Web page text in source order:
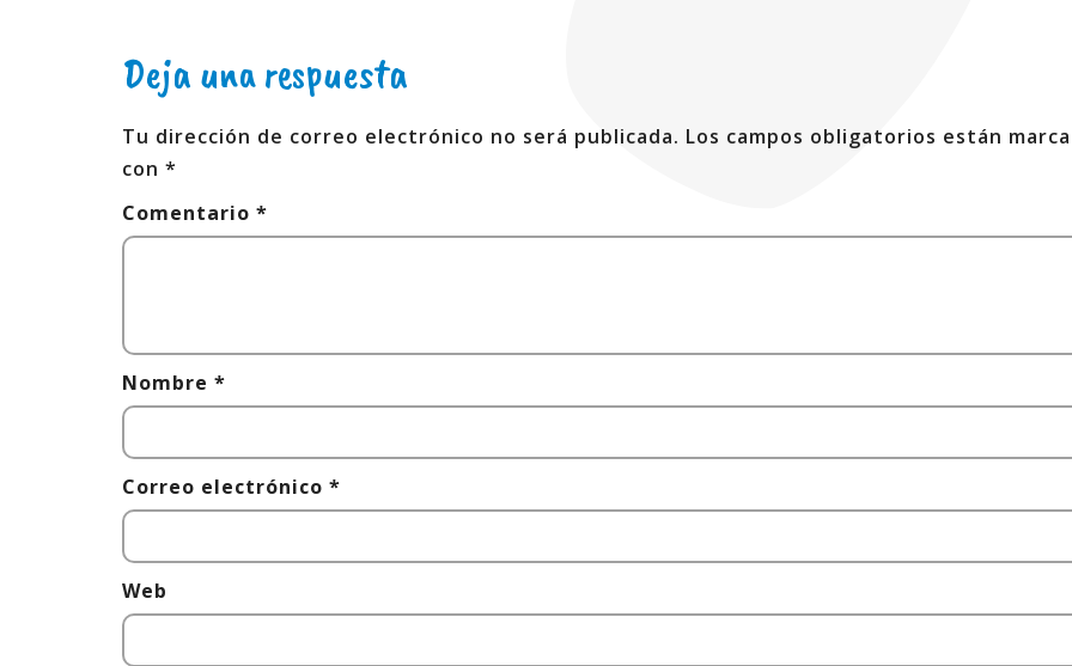
Deja una respuesta
Tu dirección de correo electrónico no será publicada. Los campos obligatorios están
con *
Comentario *
Nombre *
Correo electrónico *
Web